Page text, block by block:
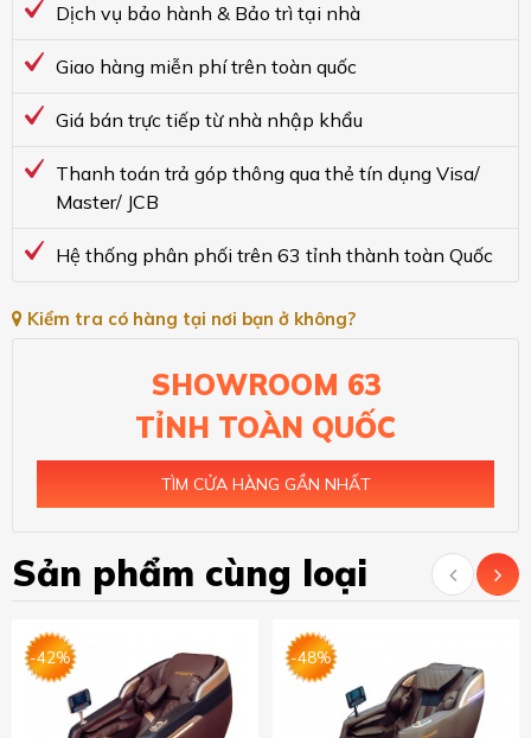
Dịch vụ bảo hành & Bảo trì tại nhà
Giao hàng miễn phí trên toàn quốc
Giá bán trực tiếp từ nhà nhập khẩu
Thanh toán trả góp thông qua thẻ tín dụng Visa/
Master/ JCB
Hệ thống phân phối trên 63 tỉnh thành toàn Quốc
Kiểm tra có hàng tại nơi bạn ở không?
SHOWROOM 63
TỈNH TOÀN QUỐC
TÌM CỬA HÀNG GẦN NHẤT
Sản phẩm cùng loại
-42% -48%